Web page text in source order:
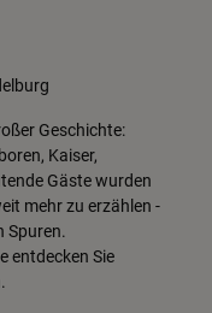
Geschichte:
Kaiser,
Gäste wurden
mehr zu erzählen -
Spuren.
entdecken Sie